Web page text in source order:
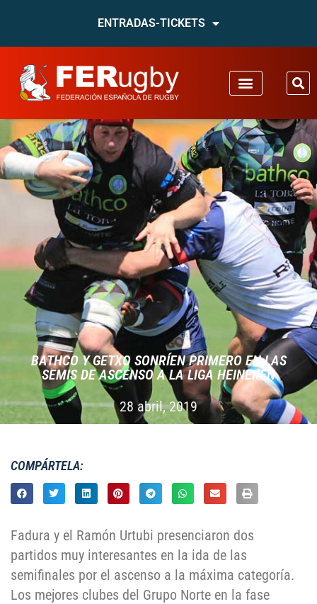
ENTRADAS-TICKETS
BATHCO Y GETXO SONRÍEN PRIMERO EN LAS
SEMIS DE ASCENSO A LA LIGA HEINEKEN
28 abril, 2019
COMPÁRTELA:
Fadura y el Ramón Urtubi presenciaron dos
partidos muy interesantes en la ida de las
semifinales por el ascenso a la máxima categoría.
Los mejores clubes del Grupo Norte en la fase